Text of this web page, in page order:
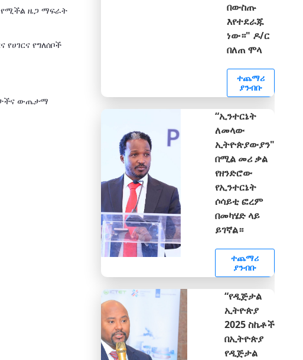
የሚችል ዜጋ ማፍራት
የግለሰቦች
ውጤታማ
በውስጡ
እየተደራጁ
ነው።" ዶ/ር
በለጠ ሞላ
ተጨማሪ
ያንብቡ
“ኢንተርኔት
ለመላው
ኢትዮጵያውያን"
በሚል መሪ ቃል
የዘንድሮው
የኢንተርኔት
ሶሳይቲ ፎረም
በመካሄድ ላይ
ይገኛል።
ተጨማሪ
ያንብቡ
“የዲጅታል
ኢትዮጵያ
2025 ስኬቶች
በኢትዮጵያ
የዲጅታል